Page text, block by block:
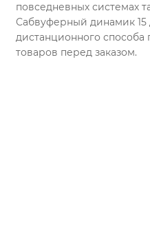
повседневных системах
Сабвуферный динамик 15
дистанционного способа
товаров перед заказом.